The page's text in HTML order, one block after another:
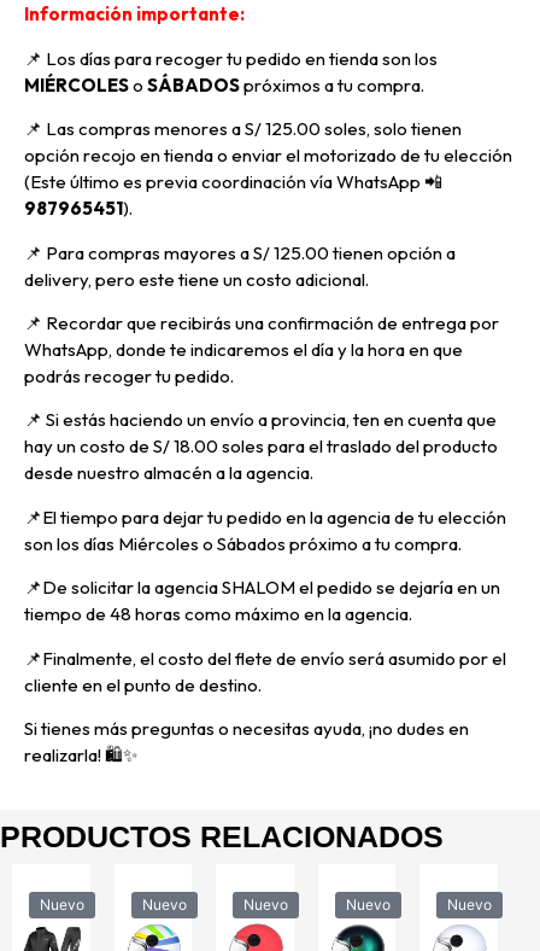
Información importante:
📌 Los días para recoger tu pedido en tienda son los
MIÉRCOLESo SÁBADOSpróximos a tu compra.
📌 Las compras menores a S/ 125.00 soles, solo tienen
opción recojo en tienda o enviar el motorizado de tu elección
(Este último es previa coordinación vía WhatsApp 📲
987965451).
📌 Para compras mayores a S/ 125.00 tienen opción a
delivery, pero este tiene un costo adicional.
📌 Recordar que recibirás una confirmación de entrega por
WhatsApp, donde te indicaremos el día y la hora en que
podrás recoger tu pedido.
📌 Si estás haciendo un envío a provincia, ten en cuenta que
hay un costo de S/ 18.00 soles para el traslado del producto
desde nuestro almacén a la agencia.
📌El tiempo para dejar tu pedido en la agencia de tu elección
son los días Miércoles o Sábados próximo a tu compra.
📌De solicitar la agencia SHALOM el pedido se dejaría en un
tiempo de 48 horas como máximo en la agencia.
📌Finalmente, el costo del flete de envío será asumido por el
cliente en el punto de destino.
Si tienes más preguntas o necesitas ayuda, ¡no dudes en
realizarla! 🛍️✨
PRODUCTOS RELACIONADOS
Nuevo Nuevo Nuevo Nuevo Nuevo